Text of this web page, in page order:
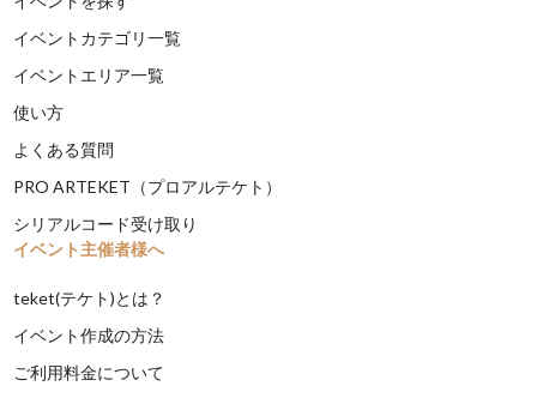
イベントカテゴリ一覧
イベントエリア一覧
使い方
よくある質問
PRO ARTEKET（プロアルテケト）
シリアルコード受け取り
イベント主催者様へ
teket(テケト)とは？
イベント作成の方法
ご利用料金について